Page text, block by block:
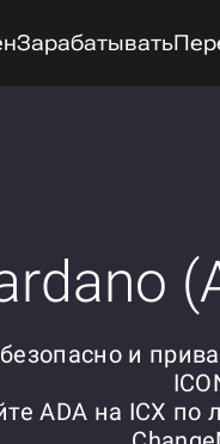
Зарабатывать
и
ADA на ICX по